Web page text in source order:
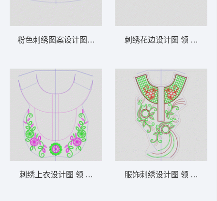
粉色刺绣图案设计图 领 衣边下摆 中东阿拉
刺绣上衣设计图 领 衣边下摆 中东阿拉伯 泰
刺绣花边设计图 领 衣边下
服饰刺绣设计图 领 衣边下